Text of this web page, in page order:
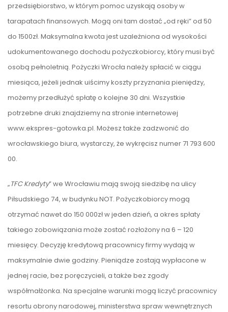
przedsiębiorstwo, w którym pomoc uzyskają osoby w
tarapatach finansowych. Mogą oni tam dostać „od ręki” od 50
do 1500zł. Maksymalna kwota jest uzależniona od wysokości
udokumentowanego dochodu pożyczkobiorcy, który musi być
osobą pełnoletnią. Pożyczki Wrocła należy spłacić w ciągu
miesiąca, jeżeli jednak uiścimy koszty przyznania pieniędzy,
możemy przedłużyć spłatę o kolejne 30 dni. Wszystkie
potrzebne druki znajdziemy na stronie internetowej
www.ekspres-gotowka.pl. Możesz także zadzwonić do
wrocławskiego biura, wystarczy, że wykręcisz numer 71 793 600
00.
„TFC Kredyty” we Wrocławiu mają swoją siedzibę na ulicy
Piłsudskiego 74, w budynku NOT. Pożyczkobiorcy mogą
otrzymać nawet do 150 000zł w jeden dzień, a okres spłaty
takiego zobowiązania może zostać rozłożony na 6 – 120
miesięcy. Decyzję kredytową pracownicy firmy wydają w
maksymalnie dwie godziny. Pieniądze zostają wypłacone w
jednej racie, bez poręczycieli, a także bez zgody
współmałżonka. Na specjalne warunki mogą liczyć pracownicy
resortu obrony narodowej, ministerstwa spraw wewnętrznych